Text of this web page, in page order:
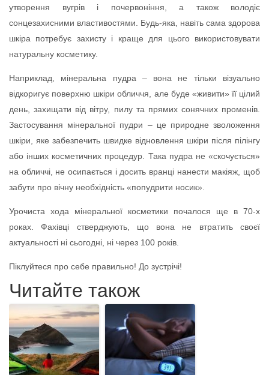
утворення вугрів і почервоніння, а також володіє
сонцезахисними властивостями. Будь-яка, навіть сама здорова
шкіра потребує захисту і краще для цього використовувати
натуральну косметику.
Наприклад, мінеральна пудра – вона не тільки візуально
відкоригує поверхню шкіри обличчя, але буде «живити» її цілий
день, захищати від вітру, пилу та прямих сонячних променів.
Застосування мінеральної пудри – це природне зволоження
шкіри, яке забезпечить швидке відновлення шкіри після пілінгу
або інших косметичних процедур. Така пудра не «скочується»
на обличчі, не осипається і досить вранці нанести макіяж, щоб
забути про вічну необхідність «попудрити носик».
Урочиста хода мінеральної косметики почалося ще в 70-х
роках. Фахівці стверджують, що вона не втратить своєї
актуальності ні сьогодні, ні через 100 років.
Піклуйтеся про себе правильно! До зустрічі!
Читайте також